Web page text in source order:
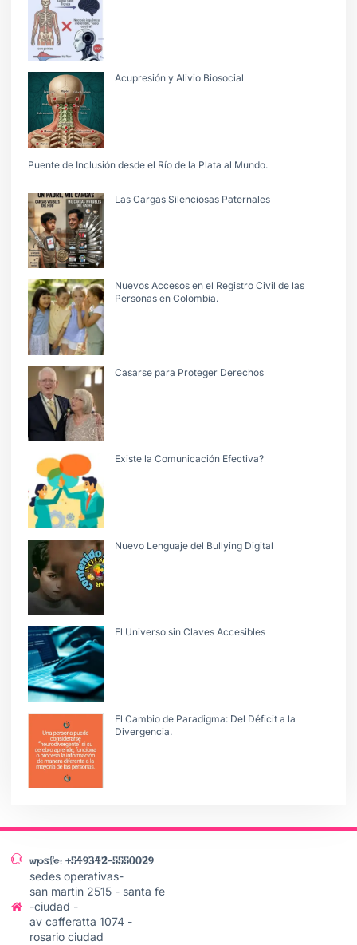
Acupresión y Alivio Biosocial
Puente de Inclusión desde el Río de la Plata al Mundo.
Las Cargas Silenciosas Paternales
Nuevos Accesos en el Registro Civil de las
Personas en Colombia.
Casarse para Proteger Derechos
Existe la Comunicación Efectiva?
Nuevo Lenguaje del Bullying Digital
El Universo sin Claves Accesibles
El Cambio de Paradigma: Del Déficit a la
Divergencia.
wpsfe: +549342-5550029
sedes operativas-
san martin 2515 - santa fe
-ciudad -
av cafferatta 1074 -
rosario ciudad